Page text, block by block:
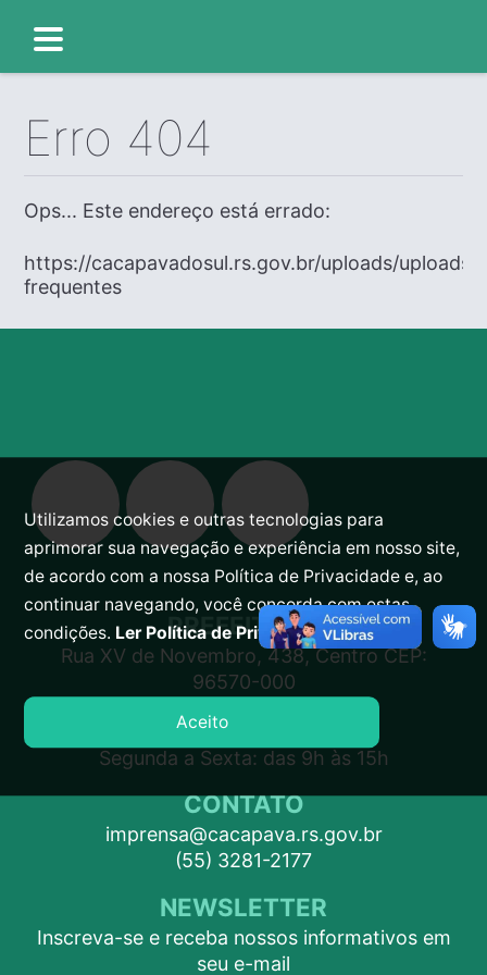
Erro 404
Ops... Este endereço está errado:
https://cacapavadosul.rs.gov.br/uploads/
frequentes
PREFEITURA
Rua XV de Novembro, 438, Centro CEP:
96570-000
ATENDIMENTO
Segunda a Sexta: das 9h às 15h
CONTATO
imprensa@cacapava.rs.gov.br
(55) 3281-2177
NEWSLETTER
Inscreva-se e receba nossos informativos em
seu e-mail
Utilizamos cookies e outras tecnologias para
aprimorar sua navegação e experiência em nosso site,
de acordo com a nossa Política de Privacidade e, ao
continuar navegando, você concorda com estas
condições. Ler Política de Privacidade.
Aceito